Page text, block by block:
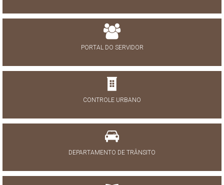
PORTAL DO SERVIDOR
CONTROLE URBANO
DEPARTAMENTO DE TRÂNSITO